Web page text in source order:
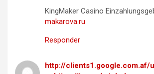
KingMaker Casino
makarova.ru
Responder
http://clients1.google.com.af/